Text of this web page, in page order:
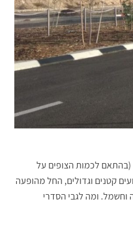
להכיל כ-2,000 צופים, והמעבר השלישי ישלים את הכמות ל-4,000 ויותר (בהתאם לכמות הצופים על
קטנים וגדולים, החל מהופעה
ומה לגבי הסדרי